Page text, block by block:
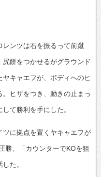
ンツは右を振るって前蹴
餅をつかせるがグラウンド
キャエフが、ボディへのヒ
ヒザをつき、動きの止まっ
て勝利を手にした。
に拠点を置くヤキャエフが
勝、「カウンターでKOを狙
た。